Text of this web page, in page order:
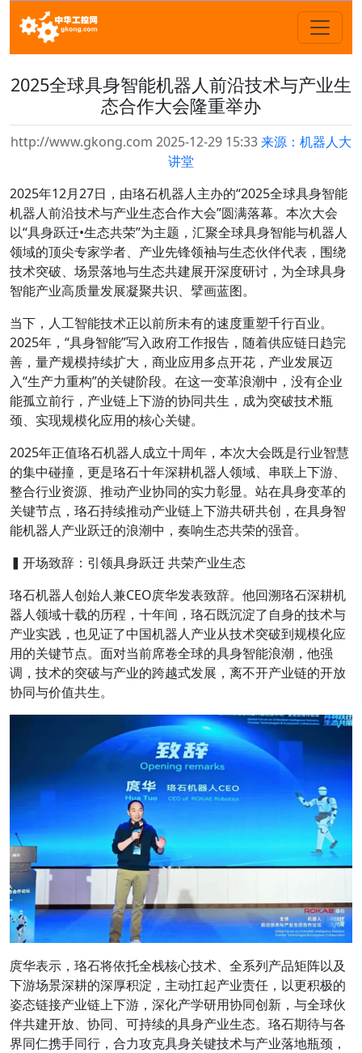
2025全球具身智能机器人前沿技术与产业生
态合作大会隆重举办
http://www.gkong.com 2025-12-29 15:33来源：机器人大
讲堂
2025年12月27日，由珞石机器人主办的“2025全球具身智能
机器人前沿技术与产业生态合作大会”圆满落幕。本次大会
以“具身跃迁•生态共荣”为主题， 汇聚全球具身智能与机器人
领域的顶尖专家学者、产业先锋领袖与生态伙伴代表 ，围绕
技术突破、场景落地与生态共建展开深度研讨，为全球具身
智能产业高质量发展凝聚共识、擘画蓝图。
当下，人工智能技术正以前所未有的速度重塑千行百业。
2025年，“具身智能”写入政府工作报告，随着供应链日趋完
善，量产规模持续扩大，商业应用多点开花，产业发展迈
入“生产力重构”的关键阶段。在这一变革浪潮中，没有企业
能孤立前行，产业链上下游的协同共生，成为突破技术瓶
颈、实现规模化应用的核心关键。
2025年正值珞石机器人成立十周年，本次大会既是行业智慧
的集中碰撞，更是珞石十年深耕机器人领域、串联上下游、
整合行业资源、推动产业协同的实力彰显。站在具身变革的
关键节点，珞石持续推动产业链上下游共研共创，在具身智
能机器人产业跃迁的浪潮中，奏响生态共荣的强音。
▍开场致辞：引领具身跃迁 共荣产业生态
珞石机器人创始人兼CEO庹华发表致辞。他回溯珞石深耕机
器人领域十载的历程，十年间，珞石既沉淀了自身的技术与
产业实践，也见证了中国机器人产业从技术突破到规模化应
用的关键节点。面对当前席卷全球的具身智能浪潮，他强
调，技术的突破与产业的跨越式发展，离不开产业链的开放
协同与价值共生。
庹华表示，珞石将依托全栈核心技术、全系列产品矩阵以及
下游场景深耕的深厚积淀，主动扛起产业责任， 以更积极的
姿态链接产业链上下游 ，深化产学研用协同创新，与全球伙
伴共建开放、协同、可持续的具身产业生态。珞石期待与各
界同仁携手同行，合力攻克具身关键技术与产业落地瓶颈，